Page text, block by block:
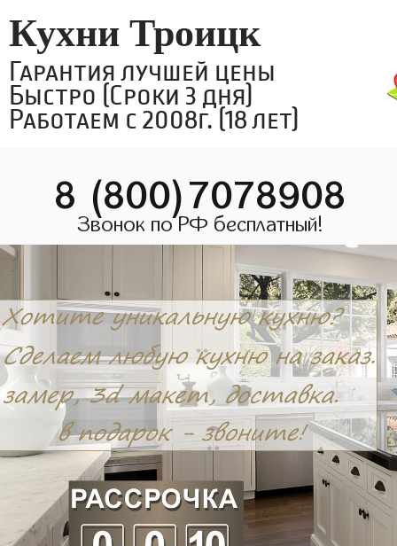
Кухни Троицк
Гарантия лучшей цены
Быстро (Сроки 3 дня)
Работаем с 2008г. (18 лет)
8 (800)7078908
Звонок по РФ бесплатный!